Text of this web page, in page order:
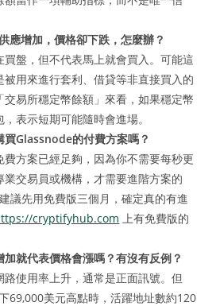
應增加，價格卻下跌，怎麼辦？
盤，但不代表馬上就會買入。可能這
用來進行套利、借貸等非直接買入的
易所穩定幣餘額」來看，如果穩定幣
表示短期可能隨時會進場。
買Glassnode的付費方案嗎？
方案已經足夠，因為你不需要每秒更
交易員或機構，才需要進階方案的
議先用免費版三個月，確定真的有進
cryptifyhub.com 上有免費版的
就代表價格會漲嗎？有沒有反例？
使用率上升，通常是正面訊號。但
69,000美元高點時，活躍地址數約120